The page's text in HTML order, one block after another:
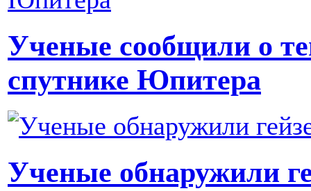
Ученые сообщили о
спутнике Юпитера
Ученые обнаружили